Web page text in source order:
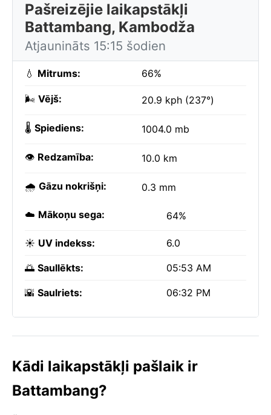
Pašreizējie laikapstākļi
Battambang, Kambodža
Atjaunināts 15:15 šodien
💧 Mitrums: 66%
🌬️ Vējš: 20.9 kph (237°)
🌡️ Spiediens: 1004.0 mb
👁️ Redzamība: 10.0 km
🌧️ Gāzu nokrišņi: 0.3 mm
☁️ Mākoņu sega: 64%
☀️ UV indekss: 6.0
🌅 Saullēkts: 05:53 AM
🌇 Saulriets: 06:32 PM
Kādi laikapstākļi pašlaik ir
Battambang?